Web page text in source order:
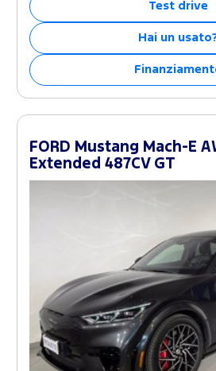
Test drive
Hai un
FORD Mustang Mach-E
Extended 487CV GT